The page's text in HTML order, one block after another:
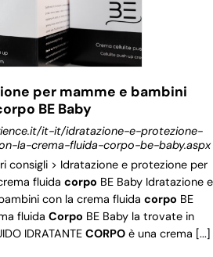
per mamme e bambini
BE Baby
it-it/idratazione-e-protezione-
la-crema-fluida-corpo-be-baby.aspx
consigli > Idratazione e protezione per
fluida corpo BE Baby Idratazione e
con la crema fluida corpo BE
fluida Corpo BE Baby la trovate in
IDRATANTE CORPO è una crema [...]